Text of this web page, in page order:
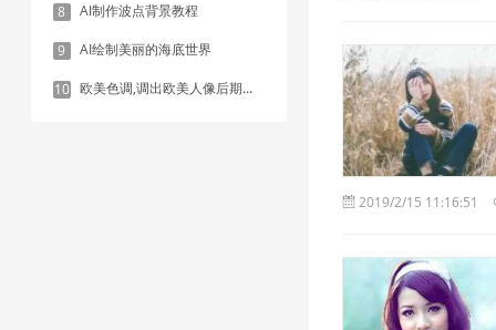
8 AI制作波点背景教程
9 AI绘制美丽的海底世界
10 欧美色调,调出欧美人像后期色调实例
2019/2/15 11:16:51